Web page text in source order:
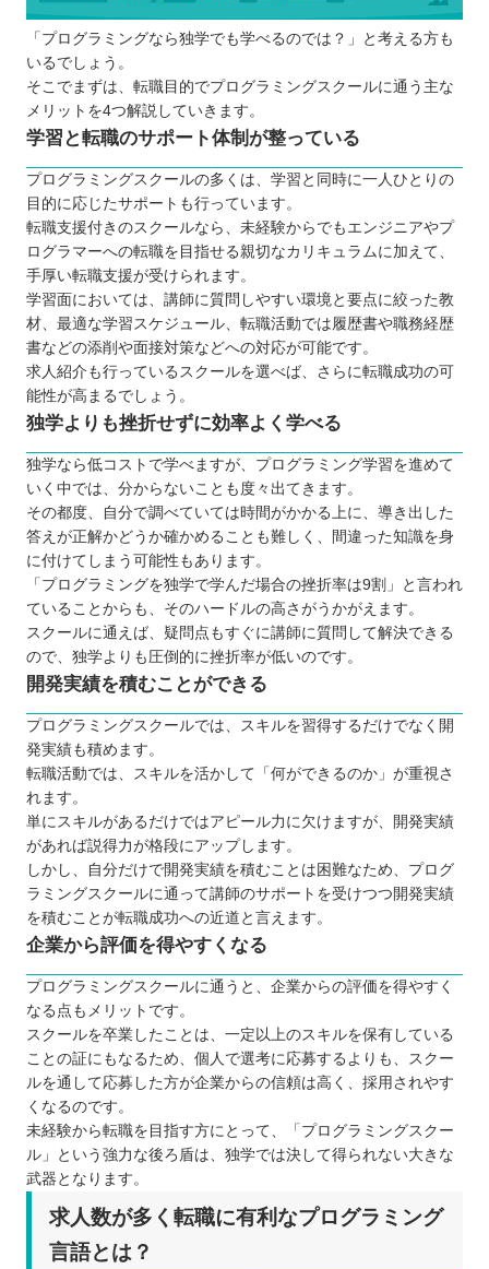
受講スタイルが自分に合っているか
か
ポートフォリオを作成できる授業があるか
転職実績がどれだけあるか
最先端の情報・スキルを有する講師から学
べるか
求人紹介や転職サポートが充実しているか
教育訓練給付制度や転職保証を利用できる
か
地元の受講生・卒業生からの評判が良い
転職目的で大阪のプログラミングスクールに通う際
の注意点
転職目的やキャリアを明確にする
自発的に学習する姿勢を持つ
理想ばかりを追い求めない
大阪のプログラミングスクールに通って転職を成功
させよう
「プログラミングなら独学でも学べるのでは？」と考える方も
いるでしょう。
そこでまずは、転職目的でプログラミングスクールに通う主な
メリットを4つ解説していきます。
学習と転職のサポート体制が整っている
プログラミングスクールの多くは、学習と同時に一人ひとりの
目的に応じたサポートも行っています。
転職支援付きのスクールなら、未経験からでもエンジニアやプ
ログラマーへの転職を目指せる親切なカリキュラムに加えて、
手厚い転職支援が受けられます。
学習面においては、講師に質問しやすい環境と要点に絞った教
材、最適な学習スケジュール、転職活動では履歴書や職務経歴
書などの添削や面接対策などへの対応が可能です。
求人紹介も行っているスクールを選べば、さらに転職成功の可
能性が高まるでしょう。
独学よりも挫折せずに効率よく学べる
独学なら低コストで学べますが、プログラミング学習を進めて
いく中では、分からないことも度々出てきます。
その都度、自分で調べていては時間がかかる上に、導き出した
答えが正解かどうか確かめることも難しく、間違った知識を身
に付けてしまう可能性もあります。
「プログラミングを独学で学んだ場合の挫折率は9割」と言われ
ていることからも、そのハードルの高さがうかがえます。
スクールに通えば、疑問点もすぐに講師に質問して解決できる
ので、独学よりも圧倒的に挫折率が低いのです。
開発実績を積むことができる
プログラミングスクールでは、スキルを習得するだけでなく開
発実績も積めます。
転職活動では、スキルを活かして「何ができるのか」が重視さ
れます。
単にスキルがあるだけではアピール力に欠けますが、開発実績
があれば説得力が格段にアップします。
しかし、自分だけで開発実績を積むことは困難なため、プログ
ラミングスクールに通って講師のサポートを受けつつ開発実績
を積むことが転職成功への近道と言えます。
企業から評価を得やすくなる
プログラミングスクールに通うと、企業からの評価を得やすく
なる点もメリットです。
スクールを卒業したことは、一定以上のスキルを保有している
ことの証にもなるため、個人で選考に応募するよりも、スクー
ルを通して応募した方が企業からの信頼は高く、採用されやす
くなるのです。
未経験から転職を目指す方にとって、「プログラミングスクー
ル」という強力な後ろ盾は、独学では決して得られない大きな
武器となります。
求人数が多く転職に有利なプログラミング
言語とは？